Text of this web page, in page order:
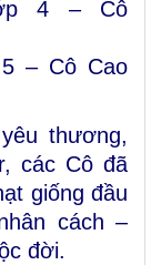
4 – Cô
– Cô Cao
thương,
các Cô đã
giống đầu
cách –
đời.